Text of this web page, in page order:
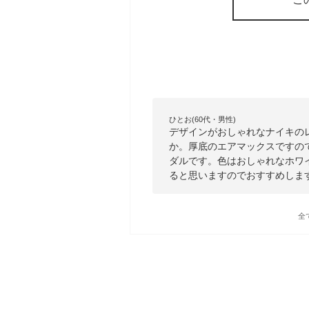
ひとお(60代・男性)
デザインがおしゃれなナイキ
か。厚底のエアマックスです
ダルです。色はおしゃれなホ
ると思いますのでおすすめしま
全